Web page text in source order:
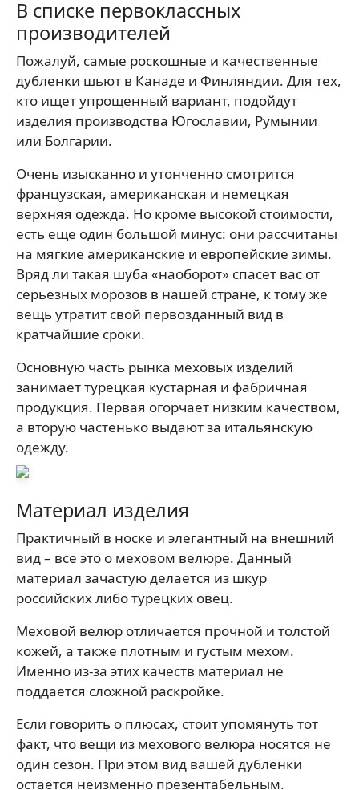
В списке первоклассных
производителей
Пожалуй, самые роскошные и качественные
дубленки шьют в Канаде и Финляндии. Для тех,
кто ищет упрощенный вариант, подойдут
изделия производства Югославии, Румынии
или Болгарии.
Очень изысканно и утонченно смотрится
французская, американская и немецкая
верхняя одежда. Но кроме высокой стоимости,
есть еще один большой минус: они рассчитаны
на мягкие американские и европейские зимы.
Вряд ли такая шуба «наоборот» спасет вас от
серьезных морозов в нашей стране, к тому же
вещь утратит свой первозданный вид в
кратчайшие сроки.
Основную часть рынка меховых изделий
занимает турецкая кустарная и фабричная
продукция. Первая огорчает низким качеством,
а вторую частенько выдают за итальянскую
одежду.
Материал изделия
Практичный в носке и элегантный на внешний
вид – все это о меховом велюре. Данный
материал зачастую делается из шкур
российских либо турецких овец.
Меховой велюр отличается прочной и толстой
кожей, а также плотным и густым мехом.
Именно из-за этих качеств материал не
поддается сложной раскройке.
Если говорить о плюсах, стоит упомянуть тот
факт, что вещи из мехового велюра носятся не
один сезон. При этом вид вашей дубленки
остается неизменно презентабельным.